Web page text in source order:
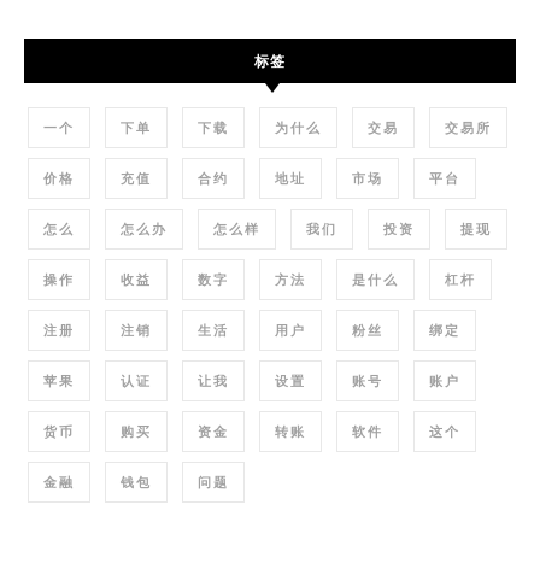
标签
一个 下单 下载 为什么 交易 交易所
价格 充值 合约 地址 市场 平台
怎么 怎么办 怎么样 我们 投资 提现
操作 收益 数字 方法 是什么 杠杆
注册 注销 生活 用户 粉丝 绑定
苹果 认证 让我 设置 账号 账户
货币 购买 资金 转账 软件 这个
金融 钱包 问题